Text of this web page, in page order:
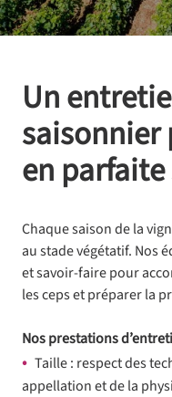
Un
saisonnier
en
Chaque saison de la
au stade végétatif. Nos
et savoir-faire pour
les ceps et préparer la
Nos prestations
Taille : respect des
appellation et de la